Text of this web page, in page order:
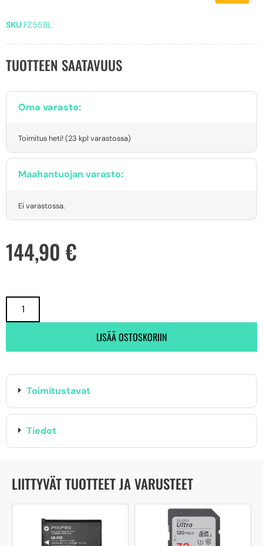
SKU FZ55BL
TUOTTEEN SAATAVUUS
Oma varasto:
Toimitus heti! (23 kpl varastossa)
Maahantuojan varasto:
Ei varastossa.
144,90 €
LISÄÄ OSTOSKORIIN
Toimitustavat
Tiedot
LIITTYVÄT TUOTTEET JA VARUSTEET